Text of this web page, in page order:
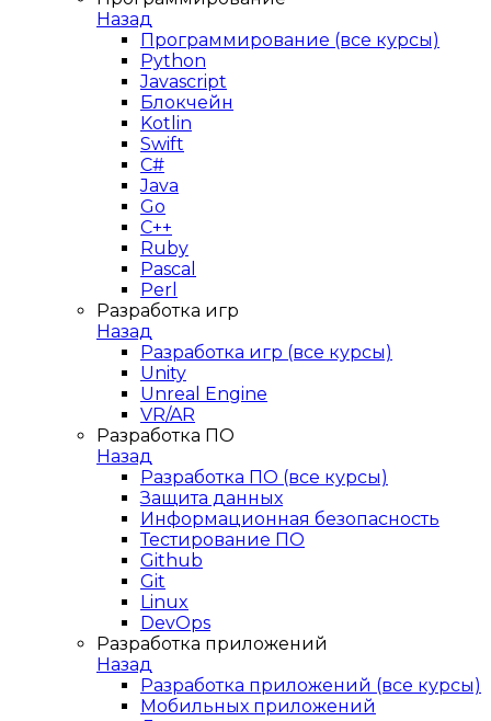
Назад
Программирование (все курсы)
Python
Javascript
Блокчейн
Kotlin
Swift
C#
Java
Go
C++
Ruby
Pascal
Perl
Разработка игр
Назад
Разработка игр (все курсы)
Unity
Unreal Engine
VR/AR
Разработка ПО
Назад
Разработка ПО (все курсы)
Защита данных
Информационная безопасность
Тестирование ПО
Github
Git
Linux
DevOps
Разработка приложений
Назад
Разработка приложений (все курсы)
Мобильных приложений